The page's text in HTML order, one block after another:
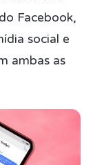
Facebook,
social e
ambas as